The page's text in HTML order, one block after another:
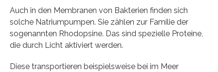
Auch in den Membranen von Bakterien finden sich
solche Natriumpumpen. Sie zählen zur Familie der
sogenannten Rhodopsine. Das sind spezielle Proteine,
die durch Licht aktiviert werden.
Diese transportieren beispielsweise bei im Meer